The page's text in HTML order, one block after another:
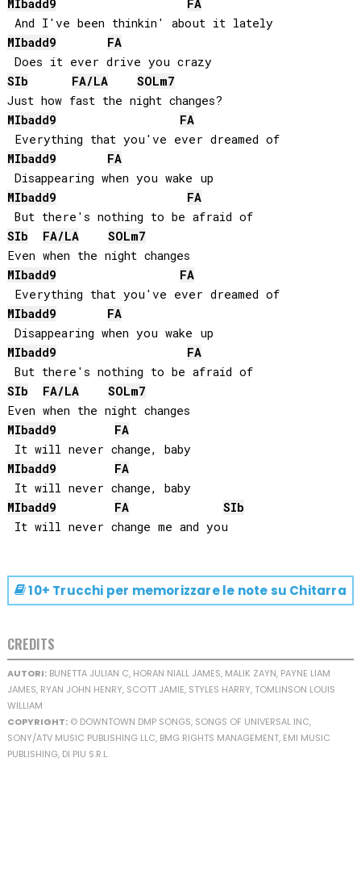
MIbadd9
FA
MIbadd9
FA
SIb
FA/LA SOLm7
MIbadd9
FA
Everything that you've ever dreamed of
MIbadd9
FA
MIbadd9
FA
But there's nothing to be afraid of
SIb
FA/LA SOLm7
MIbadd9
FA
Everything that you've ever dreamed of
MIbadd9
FA
MIbadd9
FA
But there's nothing to be afraid of
SIb
FA/LA SOLm7
MIbadd9
FA
MIbadd9
FA
MIbadd9 FA
SIb
10+ Trucchi per memorizzare le note su Chitarra
CREDITS
AUTORI:BUNETTA JULIAN C, HORAN NIALL JAMES, MALIK ZAYN, PAYNE LIAM
JAMES, RYAN JOHN HENRY, SCOTT JAMIE, STYLES HARRY, TOMLINSON LOUIS
WILLIAM
COPYRIGHT:© DOWNTOWN DMP SONGS, SONGS OF UNIVERSAL INC,
SONY/ATV MUSIC PUBLISHING LLC, BMG RIGHTS MANAGEMENT, EMI MUSIC
PUBLISHING, DI PIU S.R.L.